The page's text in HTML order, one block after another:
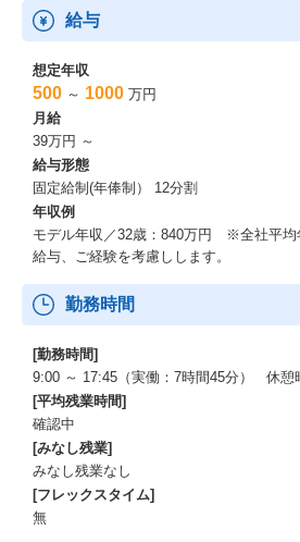
給与
想定年収
500 ～ 1000 万円
月給
39万円 ～
給与形態
固定給制(年俸制） 12分割
年収例
モデル年収／32歳：840万円 ※全社平均
給与、ご経験を考慮しします。
勤務時間
[勤務時間]
9:00 ～ 17:45（実働：7時間45分） 休憩
[平均残業時間]
確認中
[みなし残業]
みなし残業なし
[フレックスタイム]
無